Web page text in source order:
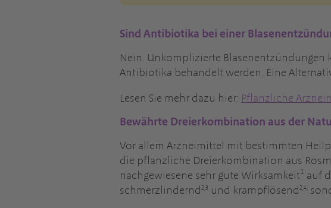
Sind Antibiotika bei einer
Nein. Unkomplizierte Blasenentzündungen
Antibiotika behandelt werden. Eine
Lesen Sie mehr dazu hier: Pflanzliche
Bewährte Dreierkombination aus der
Vor allem Arzneimittel mit bestimmten
die pflanzliche Dreierkombination aus
nachgewiesene sehr gute Wirksamkeit¹
schmerzlindernd 2,3 und krampflösend 2,4,